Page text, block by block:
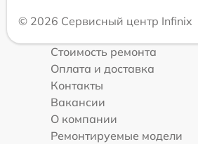
© 2026 Сервисный центр Infinix
Стоимость ремонта
Оплата и доставка
Контакты
Вакансии
О компании
Ремонтируемые модели